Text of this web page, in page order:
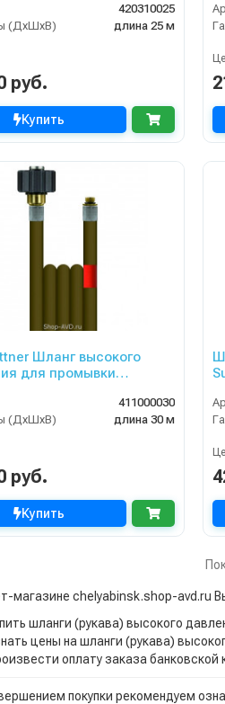
420310025
(ДхШхВ)
длина 25 м
руб.
Купить
Шланг высокого
для промывки
411000030
(ДхШхВ)
длина 30 м
руб.
Купить
магазине chelyabinsk.shop-avd.ru
шланги (рукава) высокого
цены на шланги (рукава)
оплату заказа банковской
покупки рекомендуем